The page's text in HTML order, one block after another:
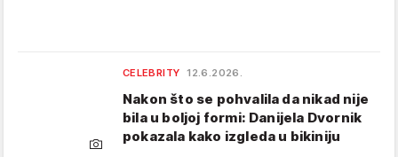
CELEBRITY 12.6.2026.
Nakon što se pohvalila da nikad nije
bila u boljoj formi: Danijela Dvornik
pokazala kako izgleda u bikiniju